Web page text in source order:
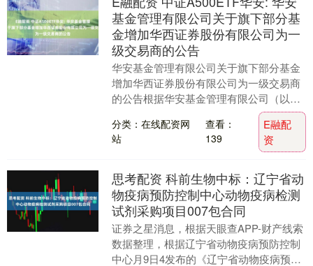
基金管理有限公司关于旗下部分基
金增加华西证券股份有限公司为一
级交易商的公告
华安基金管理有限公司关于旗下部分基金
增加华西证券股份有限公司为一级交易商
的公告根据华安基金管理有限公司（以下
简称“本公司”）与华西证券股份有限公司
（以下简称“华....
分类：在线配资网
站
查看：
139
E融配
资
思考配资 科前生物中标：辽宁省动
物疫病预防控制中心动物疫病检测
试剂采购项目007包合同
证券之星消息，根据天眼查APP-财产线索
数据整理，根据辽宁省动物疫病预防控制
中心月9日4发布的《辽宁省动物疫病预防